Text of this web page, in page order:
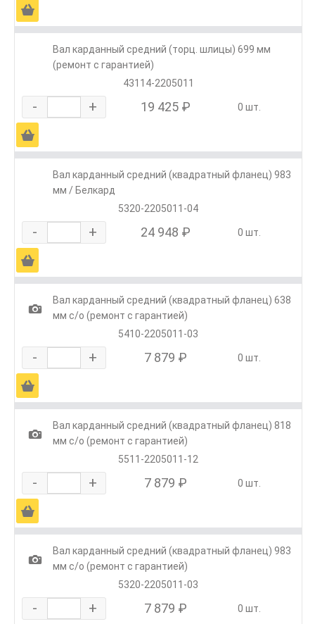
Ä
Вал карданный средний (торц. шлицы) 699 мм
(ремонт с гарантией)
43114-2205011
- + 19 425 ₽ 0 шт.
Ä
Вал карданный средний (квадратный фланец) 983
мм / Белкард
5320-2205011-04
- + 24 948 ₽ 0 шт.
Ä
1
Вал карданный средний (квадратный фланец) 638
мм с/о (ремонт с гарантией)
5410-2205011-03
- + 7 879 ₽ 0 шт.
Ä
1
Вал карданный средний (квадратный фланец) 818
мм с/о (ремонт с гарантией)
5511-2205011-12
- + 7 879 ₽ 0 шт.
Ä
1
Вал карданный средний (квадратный фланец) 983
мм с/о (ремонт с гарантией)
5320-2205011-03
- + 7 879 ₽ 0 шт.